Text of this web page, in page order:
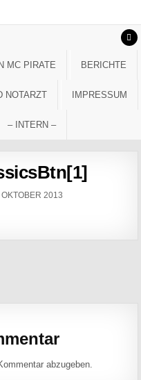
MC PIRATE BERICHTE
NOTARZT IMPRESSUM
– INTERN –
DATE:
OKTOBER 2013
abzugeben.